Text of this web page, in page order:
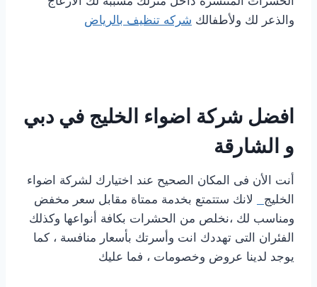
والذعر لك ولأطفالك شركه تنظيف بالرياض
افضل شركة اضواء الخليج في دبي
و الشارقة
أنت الأن فى المكان الصحيح عند اختيارك لشركة اضواء
الخليج
لانك ستتمتع بخدمة ممتاة مقابل سعر مخفض
ومناسب لك ،نخلص من الحشرات بكافة أنواعها وكذلك
الفئران التى تهددك انت وأسرتك بأسعار منافسة ، كما
يوجد لدينا عروض وخصومات ، فما عليك